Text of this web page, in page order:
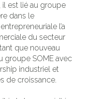
il est lié au groupe
dans le
l’a
du secteur
que nouveau
groupe SOME avec
industriel et
de croissance.